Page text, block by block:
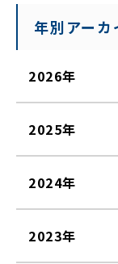
年別アーカ
2026年
2025年
2024年
2023年